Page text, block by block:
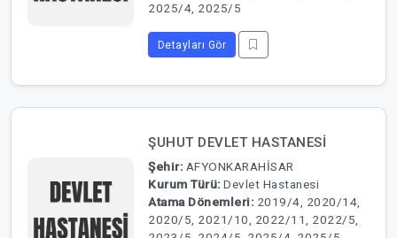
2025/4, 2025/5
Detayları Gör
ŞUHUT DEVLET HASTANESİ
Şehir: AFYONKARAHİSAR
Kurum Türü: Devlet Hastanesi
Atama Dönemleri: 2019/4, 2020/14,
2020/5, 2021/10, 2022/11, 2022/5,